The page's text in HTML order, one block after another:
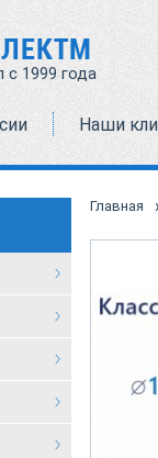
с 1999 года
Наши
Главная ›